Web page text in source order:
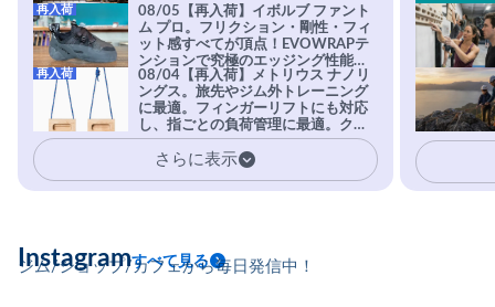
08/05【再入荷】イボルブ ファント
ム プロ。フリクション・剛性・フィ
ット感すべてが頂点！EVOWRAPテ
ンションで究極のエッジング性能を
実現。進化系ラバーEvo-74はTRAX
を凌駕する粘着力で極小ホールドに
安心感。
再入荷
08/04【再入荷】メトリウス ナノリ
ングス。旅先やジム外トレーニング
に最適。フィンガーリフトにも対応
し、指ごとの負荷管理に最適。クラ
イマーの指を本気で鍛えるギア。
再入荷
さらに表示
ジム/ショップ/カフェから毎日発信中！
Instagramすべて見る